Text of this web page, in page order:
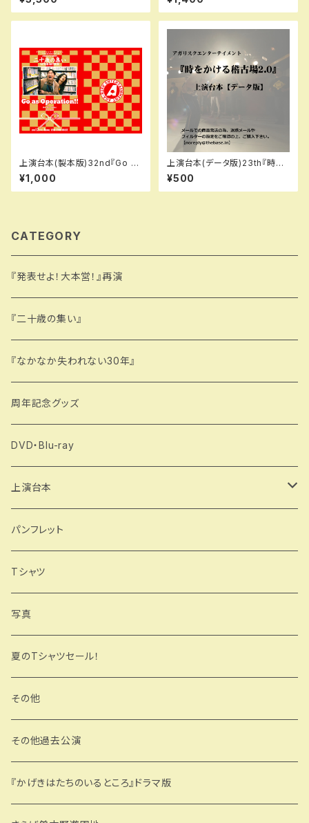
上演台本(製本版)32nd『Go as
operation!!』
¥1,000
上演台本(データ版)23th『時を
かける稽古場2.0』
¥500
CATEGORY
『発表せよ！大本営！』再演
『二十歳の集い』
『なかなか失われない30年』
周年記念グッズ
DVD・Blu-ray
上演台本
製本版
データ版
パンフレット
Tシャツ
写真
夏のTシャツセール！
その他
その他過去公演
『かげきはたちのいるところ』ドラマ版